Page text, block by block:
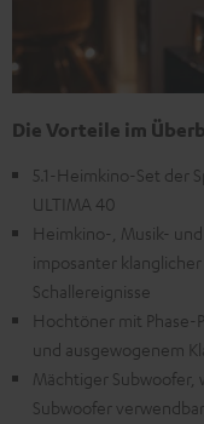
Die Vorteile im
5.1-Heimkino-Set der
ULTIMA 40
Heimkino-, Musik-
imposanter
Schallereignisse
Hochtöner mit Phase-
und ausgewogenem
Mächtiger Subwoofer,
Subwoofer